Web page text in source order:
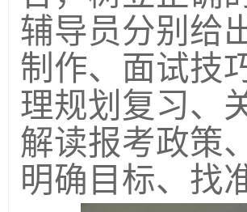
辅导员分别给
制作、面试技
理规划复习、
解读报考政策
明确目标、找